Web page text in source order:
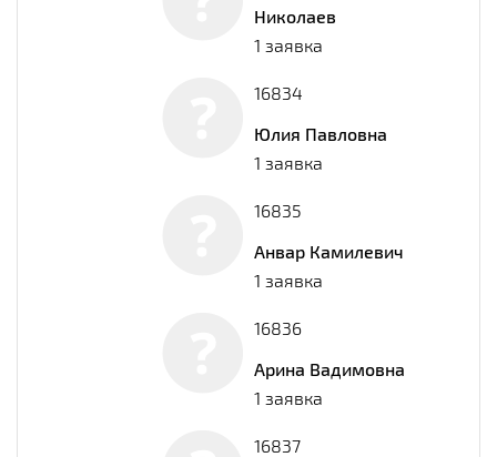
Николаев
1 заявка
16834
Юлия Павловна
1 заявка
16835
Анвар Камилевич
1 заявка
16836
Арина Вадимовна
1 заявка
16837